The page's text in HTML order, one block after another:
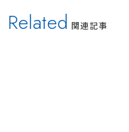
Related 関連記事